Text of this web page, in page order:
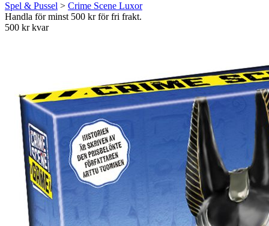
Spel & Pussel > Crime Scene Luxor
Handla för minst 500 kr för fri frakt.
500 kr kvar